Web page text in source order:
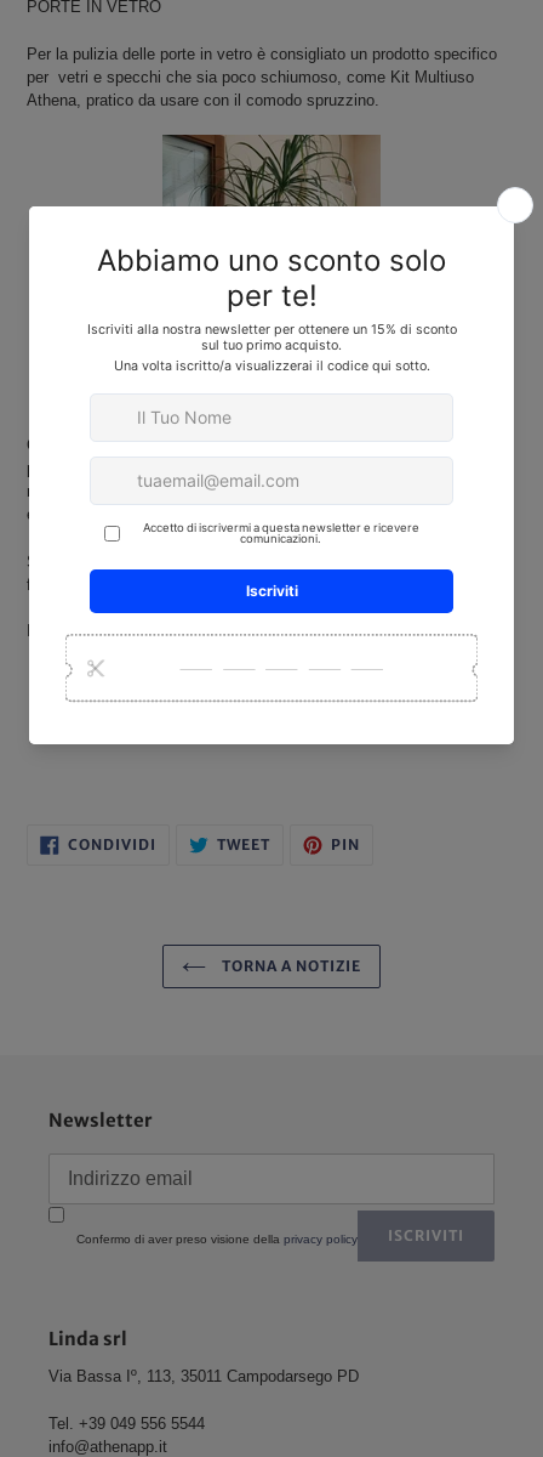
PORTE IN VETRO
Per la pulizia delle porte in vetro è consigliato un prodotto specifico
per vetri e specchi che sia poco schiumoso, come Kit Multiuso
Athena, pratico da usare con il comodo spruzzino.
Come per le altre porte è importante non utilizzare spugne che
potrebbero graffiare la superfice, meglio quindi utilizzare un panno in
micro fibra oppure un vecchio giornale accartocciato, rimedio sempre
efficace.
Spruzzare il prodotto sulla superfice e passare con il panno in micro
fibra seguendo sempre la stessa direzione.
Il prodotto non necessita di essere risciacquato.
CONDIVIDI CONDIVIDITWEET TWITTA PIN
TORNA A NOTIZIE
Newsletter
Confermo di aver preso visione della privacy policy ISCRIVITI
Linda srl
Via Bassa Iº, 113, 35011 Campodarsego PD
Tel. +39 049 556 5544
info@athenapp.it